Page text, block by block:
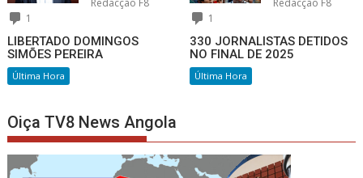
1
LIBERTADO DOMINGOS
SIMÕES PEREIRA
Última Hora
1
330 JORNALISTAS DETIDOS
NO FINAL DE 2025
Última Hora
Oiça TV8 News Angola